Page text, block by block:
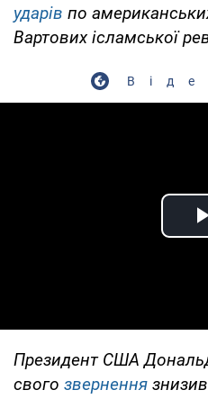
ударів по
Вартових ісламської
Президент США
свого звернення